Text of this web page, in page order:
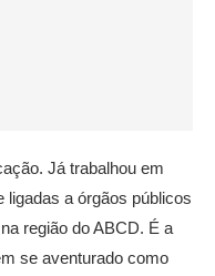
Já trabalhou em
a órgãos públicos
região do ABCD. É a
se aventurado como